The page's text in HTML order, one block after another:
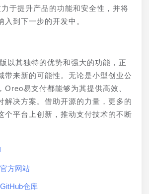
于提升产品的功能和安全性，并将
入到下一步的开发中。
以其独特的优势和强大的功能，正
带来新的可能性。无论是小型创业公
Oreo易支付都能够为其提供高效、
解决方案。借助开源的力量，更多的
个平台上创新，推动支付技术的不断
方网站
仓库